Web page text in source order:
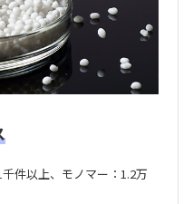
件以上、モノマー：1.2万